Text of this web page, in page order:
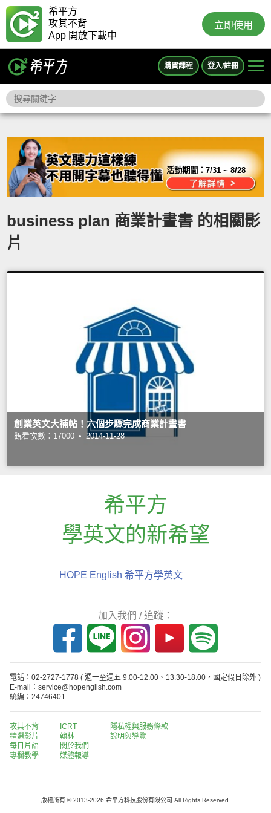
希平方
攻其不背
App 開放下載中
立即使用
購買課程 登入/註冊
活動期間：7/31 ~ 8/28
business plan 商業計畫書 的相關影
片
創業英文大補帖！六個步驟完成商業計畫書
觀看次數：17000 • 2014-11-28
希平方
學英文的新希望
HOPE English 希平方學英文
加入我們 / 追蹤：
電話：02-2727-1778 ( 週一至週五 9:00-12:00、13:30-18:00，國定假日除外 )
E-mail：service@hopenglish.com
統編：24746401
攻其不背
精選影片
每日片語
專欄教學
ICRT
翰林
關於我們
媒體報導
隱私權與服務條款
說明與導覽
版權所有 © 2013-2026 希平方科技股份有限公司 All Rights Reserved.